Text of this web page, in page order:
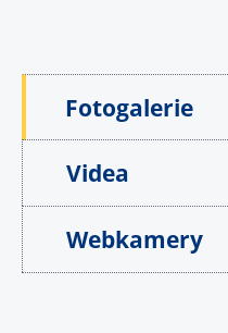
Fotogalerie
Videa
Webkamery